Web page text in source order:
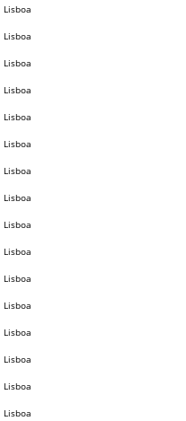
Lisboa
Lisboa
Lisboa
Lisboa
Lisboa
Lisboa
Lisboa
Lisboa
Lisboa
Lisboa
Lisboa
Lisboa
Lisboa
Lisboa
Lisboa
Lisboa